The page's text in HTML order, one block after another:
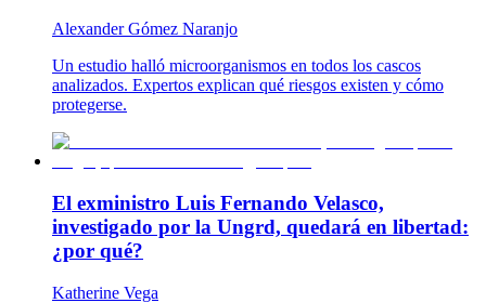
Alexander Gómez Naranjo
Un estudio halló microorganismos en todos los cascos
analizados. Expertos explican qué riesgos existen y cómo
protegerse.
El exministro Luis Fernando Velasco,
investigado por la Ungrd, quedará en libertad:
¿por qué?
Katherine Vega